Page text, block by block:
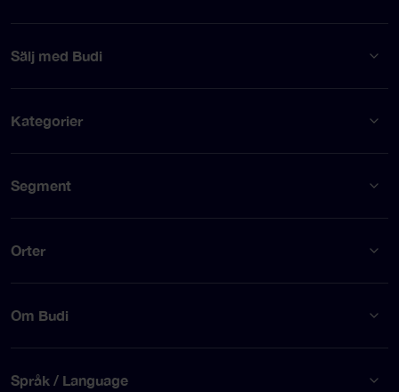
Sälj med Budi
Kategorier
Segment
Orter
Om Budi
Språk / Language